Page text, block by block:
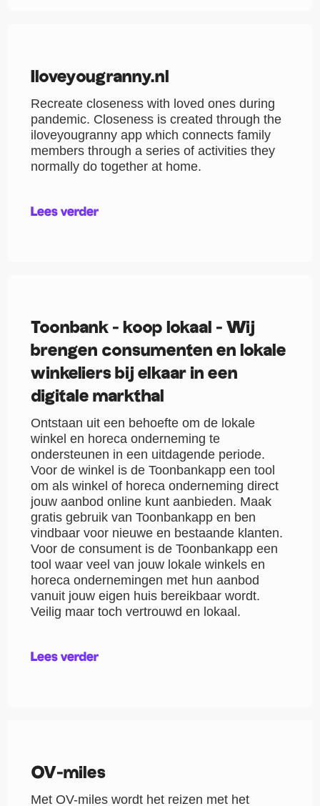
Iloveyougranny.nl
Recreate closeness with loved ones during
pandemic. Closeness is created through the
iloveyougranny app which connects family
members through a series of activities they
normally do together at home.
Lees verder
Toonbank - koop lokaal - Wij
brengen consumenten en lokale
winkeliers bij elkaar in een
digitale markthal
Ontstaan uit een behoefte om de lokale
winkel en horeca onderneming te
ondersteunen in een uitdagende periode.
Voor de winkel is de Toonbankapp een tool
om als winkel of horeca onderneming direct
jouw aanbod online kunt aanbieden. Maak
gratis gebruik van Toonbankapp en ben
vindbaar voor nieuwe en bestaande klanten.
Voor de consument is de Toonbankapp een
tool waar veel van jouw lokale winkels en
horeca ondernemingen met hun aanbod
vanuit jouw eigen huis bereikbaar wordt.
Veilig maar toch vertrouwd en lokaal.
Lees verder
OV-miles
Met OV-miles wordt het reizen met het